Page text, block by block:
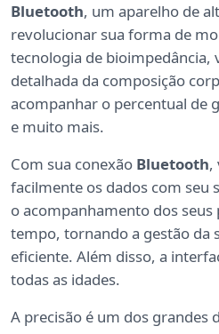
Bluetooth, um aparelho de
revolucionar sua forma de
tecnologia de bioimpedância,
detalhada da composição
acompanhar o percentual de
e muito mais.
Com sua conexão Bluetooth,
facilmente os dados com seu
o acompanhamento dos
tempo, tornando a gestão da
eficiente. Além disso, a
todas as idades.
A precisão é um dos grandes